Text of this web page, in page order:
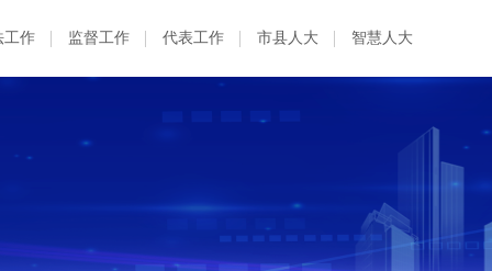
工作 监督工作 代表工作 市县人大 智慧人大